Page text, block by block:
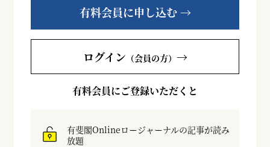
有料会員に申し込む →
ログイン （会員の方） →
有料会員にご登録いただくと
有斐閣Onlineロージャーナルの記事が読み
放題